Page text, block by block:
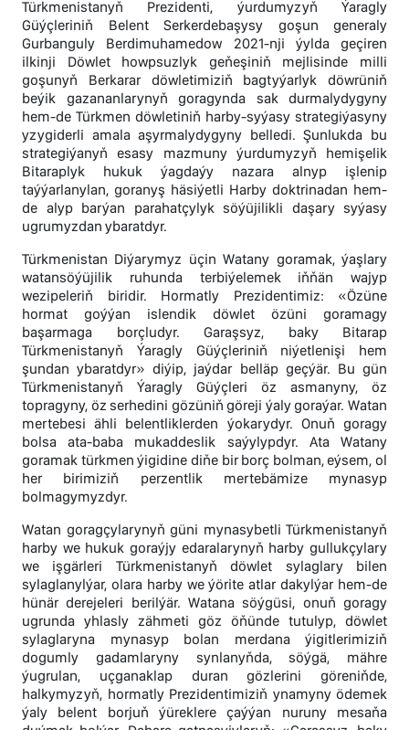
Türkmenistanyň Prezidenti, ýurdumyzyň Ýaragly
Güýçleriniň Belent Serkerdebaşysy goşun generaly
Gurbanguly Berdimuhamedow 2021-nji ýylda geçiren
ilkinji Döwlet howpsuzlyk geňeşiniň mejlisinde milli
goşunyň Berkarar döwletimiziň bagtyýarlyk döwrüniň
beýik gazananlarynyň goragynda sak durmalydygyny
hem-de Türkmen döwletiniň harby-syýasy strategiýasyny
yzygiderli amala aşyrmalydygyny belledi. Şunlukda bu
strategiýanyň esasy mazmuny ýurdumyzyň hemişelik
Bitaraplyk hukuk ýagdaýy nazara alnyp işlenip
taýýarlanylan, goranyş häsiýetli Harby doktrinadan hem-
de alyp barýan parahatçylyk söýüjilikli daşary syýasy
ugrumyzdan ybaratdyr.
Türkmenistan Diýarymyz üçin Watany goramak, ýaşlary
watansöýüjilik ruhunda terbiýelemek iňňän wajyp
wezipeleriň biridir. Hormatly Prezidentimiz: «Özüne
hormat goýýan islendik döwlet özüni goramagy
başarmaga borçludyr. Garaşsyz, baky Bitarap
Türkmenistanyň Ýaragly Güýçleriniň niýetlenişi hem
şundan ybaratdyr» diýip, jaýdar belläp geçýär. Bu gün
Türkmenistanyň Ýaragly Güýçleri öz asmanyny, öz
topragyny, öz serhedini gözüniň göreji ýaly goraýar. Watan
mertebesi ähli belentliklerden ýokarydyr. Onuň goragy
bolsa ata-baba mukaddeslik saýylypdyr. Ata Watany
goramak türkmen ýigidine diňe bir borç bolman, eýsem, ol
her birimiziň perzentlik mertebämize mynasyp
bolmagymyzdyr.
Watan goragçylarynyň güni mynasybetli Türkmenistanyň
harby we hukuk goraýjy edaralarynyň harby gullukçylary
we işgärleri Türkmenistanyň döwlet sylaglary bilen
sylaglanylýar, olara harby we ýörite atlar dakylýar hem-de
hünär derejeleri berilýär. Watana söýgüsi, onuň goragy
ugrunda yhlasly zähmeti göz öňünde tutulyp, döwlet
sylaglaryna mynasyp bolan merdana ýigitlerimiziň
dogumly gadamlaryny synlanyňda, söýgä, mähre
ýugrulan, uçganaklap duran gözlerini göreniňde,
halkymyzyň, hormatly Prezidentimiziň ynamyny ödemek
ýaly belent borjuň ýüreklere çaýýan nuruny mesaňa